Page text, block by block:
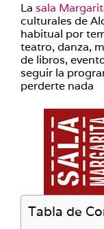
La sala
culturales de
habitual por
teatro, danza,
de libros,
seguir la
perderte nada
Tabla de